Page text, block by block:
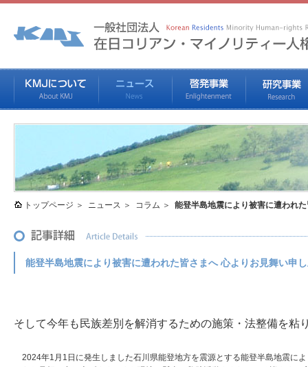
トップページ ニュース コラム 能登半島地震により被害に遭われ
能登半島地震により被害に遭われた皆さまへ 心よりお見舞い申
そして今年も民族差別を解消するための施策・法整備を粘
2024年1月1日に発生しました石川県能登地方を震源とする能登半島地震に